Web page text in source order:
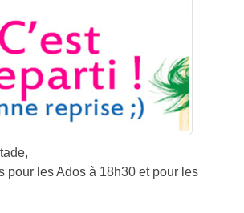
pour les Ados à 18h30 et pour les